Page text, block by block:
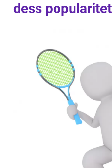
dess popularitet